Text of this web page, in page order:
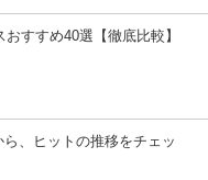
すすめ40選【徹底比較】
、ヒットの推移をチェッ